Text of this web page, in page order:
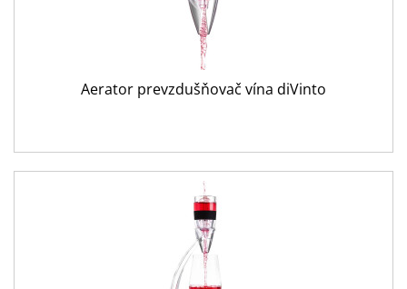
Aerator prevzdušňovač vína diVinto